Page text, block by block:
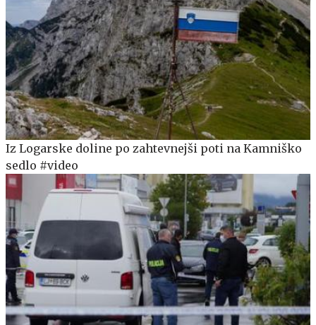
Iz Logarske doline po zahtevnejši poti na Kamniško
sedlo #video